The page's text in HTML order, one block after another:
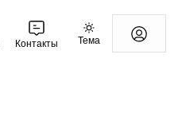
Контакты Тема